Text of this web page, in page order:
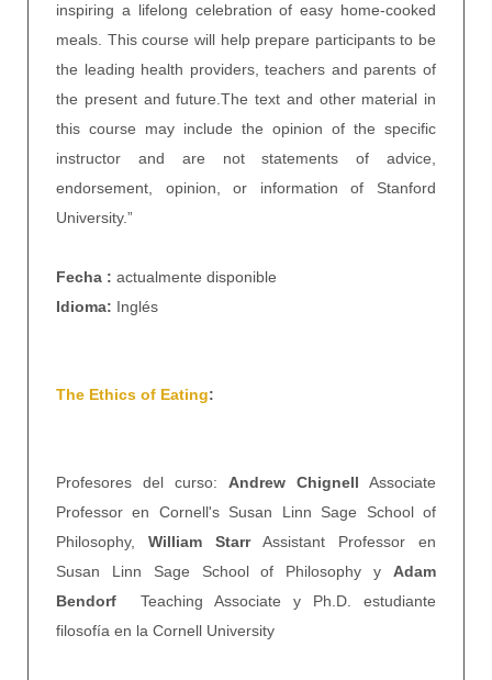
inspiring a lifelong celebration of easy home-cooked
meals. This course will help prepare participants to be
the leading health providers, teachers and parents of
the present and future.The text and other material in
this course may include the opinion of the specific
instructor and are not statements of advice,
endorsement, opinion, or information of Stanford
University.”
Fecha : actualmente disponible
Idioma: Inglés
The Ethics of Eating:
Profesores del curso: Andrew Chignell Associate
Professor en Cornell's Susan Linn Sage School of
Philosophy, William StarrAssistant Professor en
Susan Linn Sage School of Philosophy y Adam
Bendorf Teaching Associate y Ph.D. estudiante
filosofía en la Cornell University